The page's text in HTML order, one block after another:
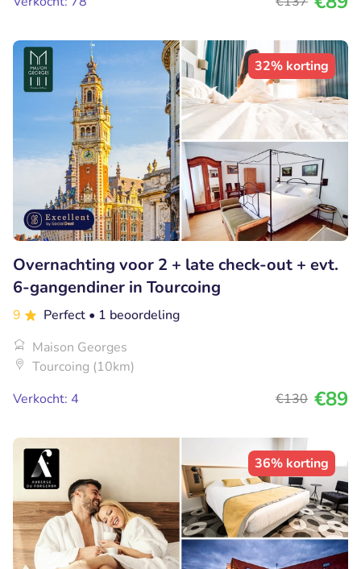
32% korting
Overnachting voor 2 + late check-out + evt.
6-gangendiner in Tourcoing
9 Perfect • 1 beoordeling
Maison Georges
Tourcoing (10km)
Verkocht: 4
€130 €89
36% korting